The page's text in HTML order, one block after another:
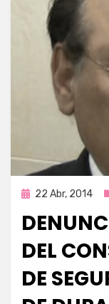
Publicada
22 Abr, 2014
DEL
DE